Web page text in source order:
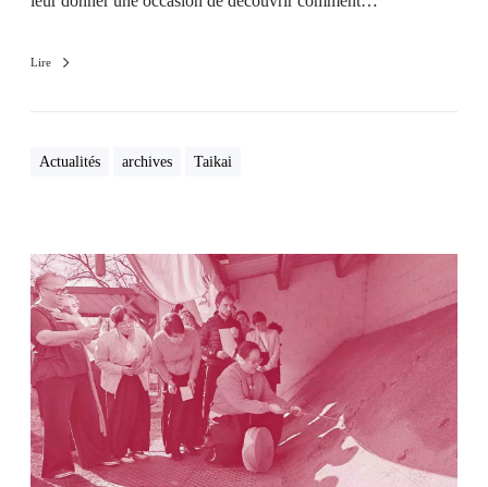
Lire
Actualités archives Taikai